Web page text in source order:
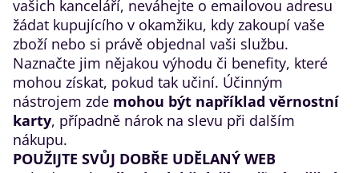
vašich kanceláří, neváhejte o emailovou adresu
žádat kupujícího v okamžiku, kdy zakoupí vaše
zboží nebo si právě objednal vaši službu.
Naznačte jim nějakou výhodu či benefity, které
mohou získat, pokud tak učiní. Účinným
nástrojem zde mohou být například věrnostní
karty, případně nárok na slevu při dalším
nákupu.
POUŽIJTE SVŮJ DOBŘE UDĚLANÝ WEB